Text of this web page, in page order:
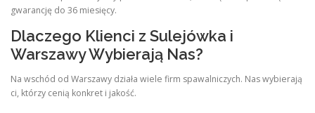
gwarancję do 36 miesięcy.
Dlaczego Klienci z Sulejówka i
Warszawy Wybierają Nas?
Na wschód od Warszawy działa wiele firm spawalniczych. Nas wybierają
ci, którzy cenią konkret i jakość.